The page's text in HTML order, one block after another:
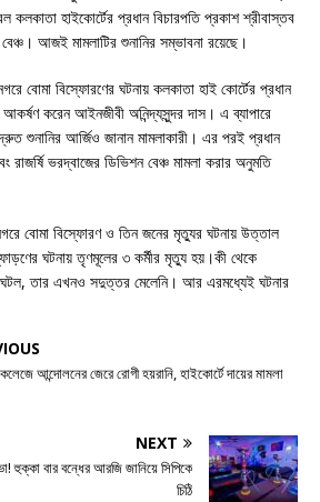
হাইকোর্টের প্রধান বিচারপতি প্রকাশ শ্রীবাস্তব
আজই মামলাটির শুনানির সম্ভাবনা রয়েছে।
বোমা বিস্ফোরণের ঘটনায় কলকাতা হাই কোর্টের প্রধান
আকর্ষণ করেন আইনজীবী অনিন্দ্যসুন্দর দাস। এ ব্যাপারে
শুনানির আর্জিও জানান মামলাকারী। এর পরই প্রধান
রাজর্ষি ভরদ্বাজের ডিভিশন বেঞ্চ মামলা করার অনুমতি
বোমা বিস্ফোরণ ও তিন জনের মৃত্যুর ঘটনায় উত্তাল
ঘটনায় তৃণমূলের ৩ কর্মীর মৃত্যু হয়।কী থেকে
তার এখনও সদুত্তর মেলেনি। আর এরমধ্যেই ঘটনার
আন্দোলনের জেরে রোগী হয়রানি, হাইকোর্টে দায়ের মামলা
NEXT
হুক্কা বার বন্ধের আরজি জানিয়ে সিপিকে
চিঠি